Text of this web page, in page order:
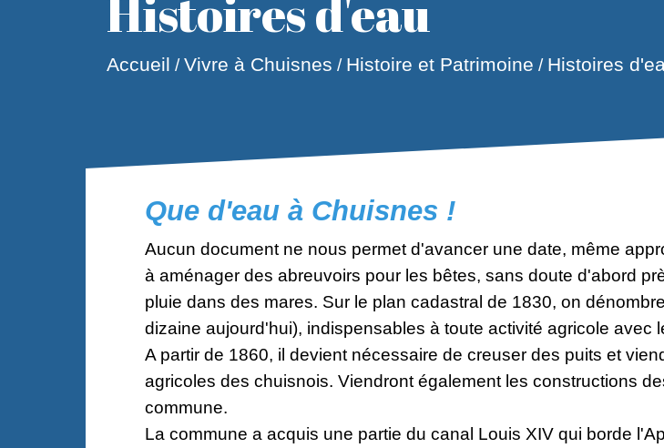
Histoires d'eau
Accueil /Vivre à Chuisnes / Histoire et Patrimoine / Histoires
Que d'eau à Chuisnes !
Aucun document ne nous permet d'avancer une date, même
à aménager des abreuvoirs pour les bêtes, sans doute d'abord
pluie dans des mares. Sur le plan cadastral de 1830, on
dizaine aujourd'hui), indispensables à toute activité agricole avec
A partir de 1860, il devient nécessaire de creuser des puits et
agricoles des chuisnois. Viendront également les constructions
commune.
La commune a acquis une partie du canal Louis XIV qui borde